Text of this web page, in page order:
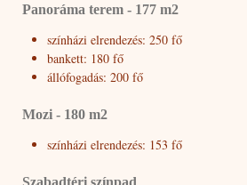
Panoráma terem - 177 m2
színházi elrendezés: 250 fő
bankett: 180 fő
állófogadás: 200 fő
Mozi - 180 m2
színházi elrendezés: 153 fő
Szabadtéri színpad